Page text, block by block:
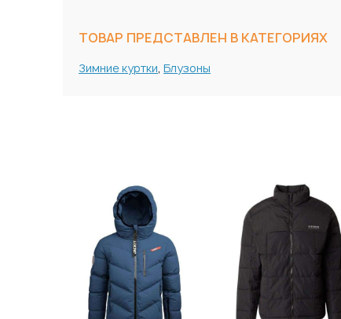
ТОВАР ПРЕДСТАВЛЕН В КАТЕГОРИЯХ
Зимние куртки, Блузоны